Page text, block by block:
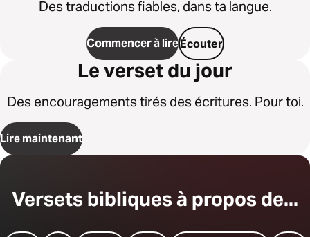
Des traductions fiables, dans ta langue.
Commencer à lireÉcouter
Le verset du jour
Des encouragements tirés des écritures. Pour toi.
Lire maintenant
Versets bibliques à propos de...